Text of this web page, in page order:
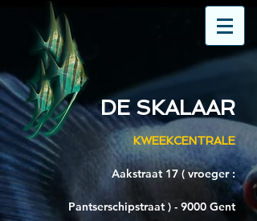
DE SKALAAR
KWEEKCENTRALE
Aakstraat 17 ( vroeger :
Pantserschipstraat ) - 9000 Gent